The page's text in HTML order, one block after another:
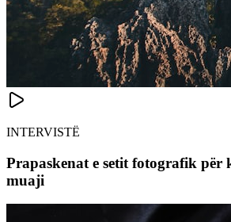
INTERVISTË
Prapaskenat e setit fotografik për
muaji